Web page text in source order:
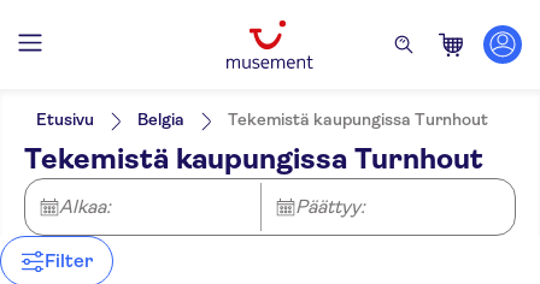
Suodata
NO-PICKUP
Lippuvaihtoehdot
Ilmainen peruutus
Välitön vahvistus
Aktiviteetit
Aktiviteetin kieli
German
Spanish
French
Etusivu Belgia Tekemistä kaupungissa Turnhout
Tekemistä kaupungissa Turnhout
Alkaa: Päättyy:
Filter